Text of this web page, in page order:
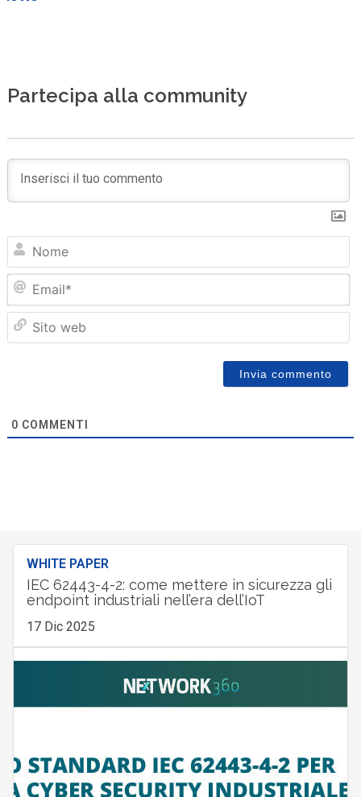
Partecipa alla community
0 COMMENTI
WHITE PAPER
IEC 62443-4-2: come mettere in sicurezza gli
endpoint industriali nell’era dell’IoT
17 Dic 2025